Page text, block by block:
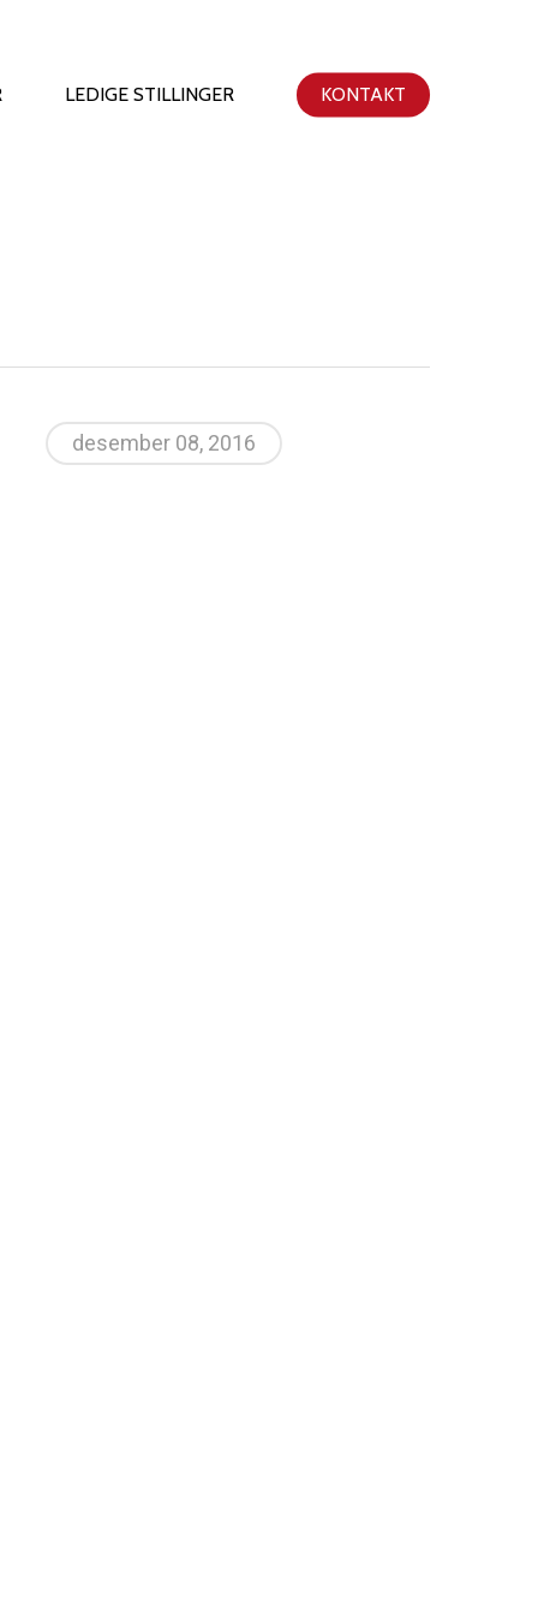
LEDIGE STILLINGER KONTAKT
desember 08, 2016